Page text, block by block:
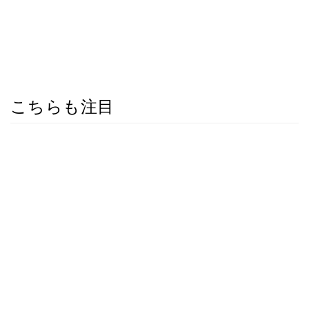
こちらも注目